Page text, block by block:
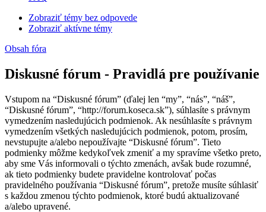
Zobraziť témy bez odpovede
Zobraziť aktívne témy
Obsah fóra
Diskusné fórum - Pravidlá pre používanie
Vstupom na “Diskusné fórum” (ďalej len “my”, “nás”, “náš”,
“Diskusné fórum”, “http://forum.koseca.sk”), súhlasíte s právnym
vymedzením nasledujúcich podmienok. Ak nesúhlasíte s právnym
vymedzením všetkých nasledujúcich podmienok, potom, prosím,
nevstupujte a/alebo nepoužívajte “Diskusné fórum”. Tieto
podmienky môžme kedykoľvek zmeniť a my spravíme všetko preto,
aby sme Vás informovali o týchto zmenách, avšak bude rozumné,
ak tieto podmienky budete pravidelne kontrolovať počas
pravidelného používania “Diskusné fórum”, pretože musíte súhlasiť
s každou zmenou týchto podmienok, ktoré budú aktualizované
a/alebo upravené.